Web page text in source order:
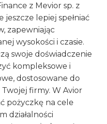
z Mevior sp. z
jeszcze lepiej spełniać
zapewniając
wysokości i czasie.
swoje doświadczenie
kompleksowe i
dostosowane do
firmy. W Avior
pożyczkę na cele
działalności